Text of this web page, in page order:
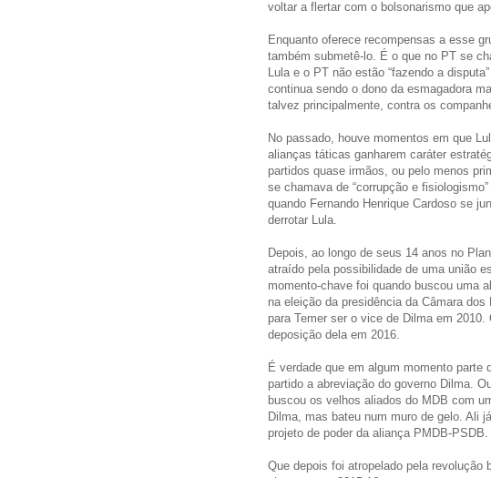
voltar a flertar com o bolsonarismo que
Enquanto oferece recompensas a esse
também submetê-lo. É o que no PT se
Lula e o PT não estão “fazendo a
continua sendo o dono da esmagadora
talvez principalmente, contra os
No passado, houve momentos em que
alianças táticas ganharem caráter
partidos quase irmãos, ou pelo menos
se chamava de “corrupção e
quando Fernando Henrique Cardoso se
derrotar Lula.
Depois, ao longo de seus 14 anos no
atraído pela possibilidade de uma união
momento-chave foi quando buscou uma
na eleição da presidência da Câmara
para Temer ser o vice de Dilma em
deposição dela em 2016.
É verdade que em algum momento
partido a abreviação do governo Dilma.
buscou os velhos aliados do MDB com
Dilma, mas bateu num muro de gelo. Ali
projeto de poder da aliança PMDB-PSDB.
Que depois foi atropelado pela revolução